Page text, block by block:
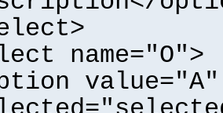
name="O">
value="A"